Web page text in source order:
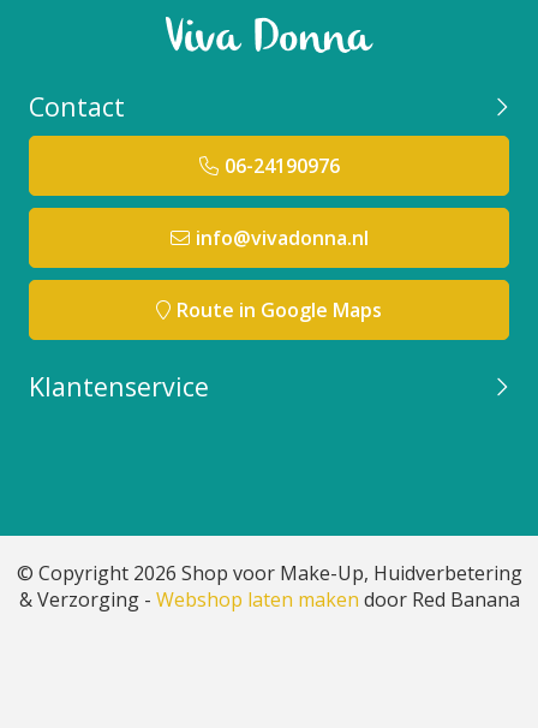
Contact
06-24190976
info@vivadonna.nl
Route in Google Maps
Klantenservice
© Copyright 2026 Shop voor Make-Up, Huidverbetering
& Verzorging - Webshop laten maken door Red Banana